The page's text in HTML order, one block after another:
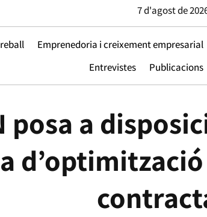
7 d'agost de
Emprenedoria i creixement empresarial
Entrevistes
Publicacions
posa a